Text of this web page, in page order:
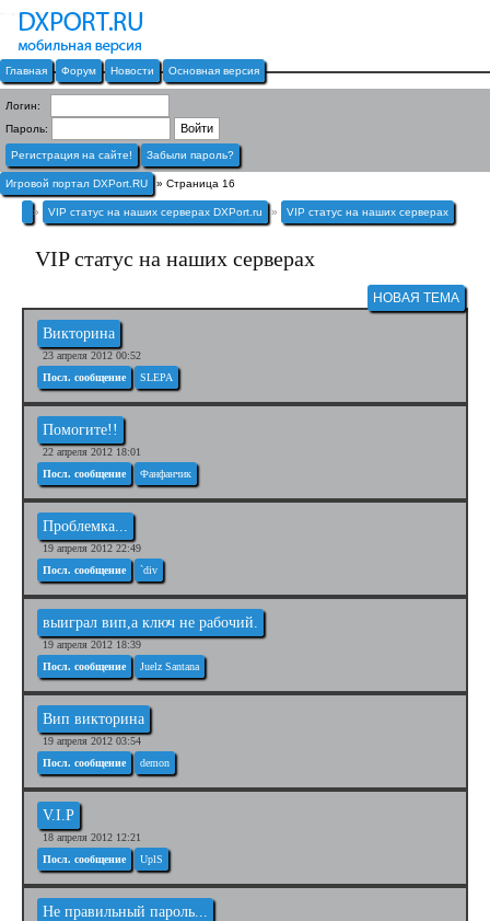
Главная Форум Новости Основная версия
Логин:
Пароль:
Регистрация на сайте! Забыли пароль?
Игровой портал DXPort.RU » Страница 16
» VIP статус на наших серверах DXPort.ru » VIP статус на наших серверах
VIP статус на наших серверах
НОВАЯ ТЕМА
Викторина
23 апреля 2012 00:52
Посл. сообщение
SLEPA
Помогите!!
22 апреля 2012 18:01
Посл. сообщение
Фанфанчик
Проблемка...
19 апреля 2012 22:49
Посл. сообщение
`div
выиграл вип,а ключ не рабочий.
19 апреля 2012 18:39
Посл. сообщение
Juelz Santana
Вип викторина
19 апреля 2012 03:54
Посл. сообщение
demon
V.I.P
18 апреля 2012 12:21
Посл. сообщение
UplS
Не правильный пароль...